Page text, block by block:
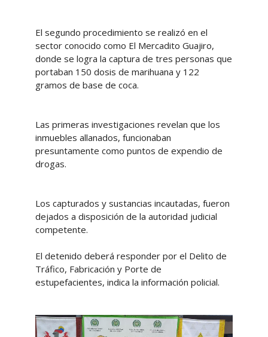
El segundo procedimiento se realizó en el
sector conocido como El Mercadito Guajiro,
donde se logra la captura de tres personas que
portaban 150 dosis de marihuana y 122
gramos de base de coca.
Las primeras investigaciones revelan que los
inmuebles allanados, funcionaban
presuntamente como puntos de expendio de
drogas.
Los capturados y sustancias incautadas, fueron
dejados a disposición de la autoridad judicial
competente.
El detenido deberá responder por el Delito de
Tráfico, Fabricación y Porte de
estupefacientes, indica la información policial.